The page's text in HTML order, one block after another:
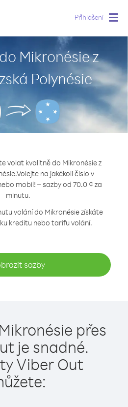
Přihlášení
Mikronésie z
Polynésie
volat kvalitně do Mikronésie z
Volejte na jakékoli číslo v
mobil! – sazby od 70.0 ¢ za
minutu.
volání do Mikronésie získáte
kreditu nebo tarifu volání.
sazby
přes
je snadné.
Viber Out